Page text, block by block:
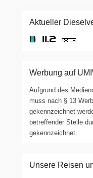
Aktueller
Werbung auf
Aufgrund des
muss nach § 13
gekennzeichnet
betreffender Stelle
gekennzeichnet.
Unsere Reisen